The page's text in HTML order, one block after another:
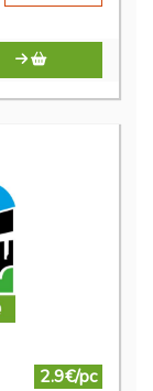
2.9€/pc